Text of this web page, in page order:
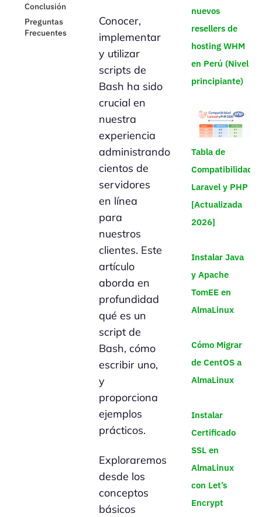
Conclusión
Preguntas
Frecuentes
Conocer,
implementar
y utilizar
scripts de
Bash ha sido
crucial en
nuestra
experiencia
administrando
cientos de
servidores
en línea
para
nuestros
clientes. Este
artículo
aborda en
profundidad
qué es un
script de
Bash, cómo
escribir uno,
y
proporciona
ejemplos
prácticos.
Exploraremos
desde los
conceptos
básicos
nuevos
resellers de
hosting WHM
en Perú (Nivel
principiante)
Tabla de
Compatibilidad
Laravel y PHP
[Actualizada
2026]
Instalar Java
y Apache
TomEE en
AlmaLinux
Cómo Migrar
de CentOS a
AlmaLinux
Instalar
Certificado
SSL en
AlmaLinux
con Let’s
Encrypt